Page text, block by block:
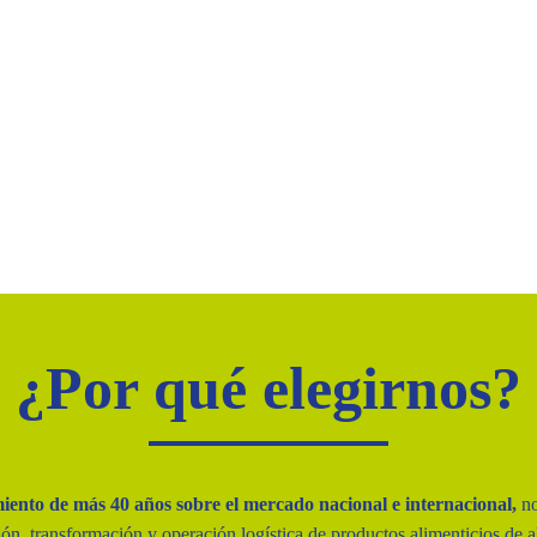
¿Por qué elegirnos?
de más 40 años sobre el mercado nacional e internacional,